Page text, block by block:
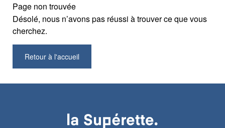
Page non trouvée
Désolé, nous n’avons pas réussi à trouver ce que vous
cherchez.
Retour à l'accueil